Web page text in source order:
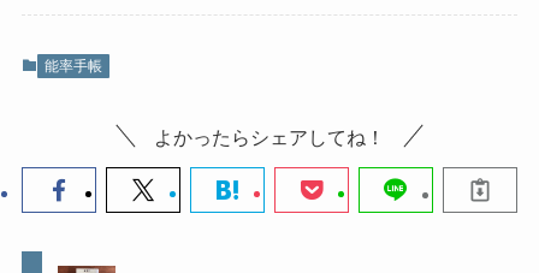
能率手帳
よかったらシェアしてね！